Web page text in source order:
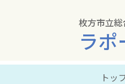
枚方市立
ラ
トッ